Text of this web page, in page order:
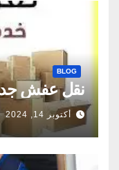
BLOG
نقل عفش جدة
أكتوبر 14, 2024